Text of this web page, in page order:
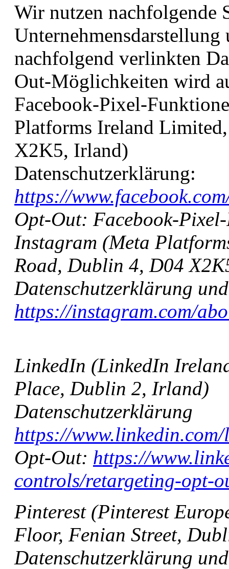
Wir nutzen nachfolgende
nachfolgend verlinkten
Out-Möglichkeiten wird
Facebook-Pixel-
Platforms Ireland
X2K5, Irland)
Datenschutzerklärung:
https://
Opt-Out: Facebook-
Instagram (Meta
Road, Dublin 4, D04
Datenschutzerklärung
https://instagram.com/
LinkedIn (LinkedIn
Place, Dublin 2, Irland)
Datenschutzerklärung
https://
Opt-Out: https://
controls/retargeting-opt-
Pinterest (Pinterest
Floor, Fenian Street,
Datenschutzerklärung